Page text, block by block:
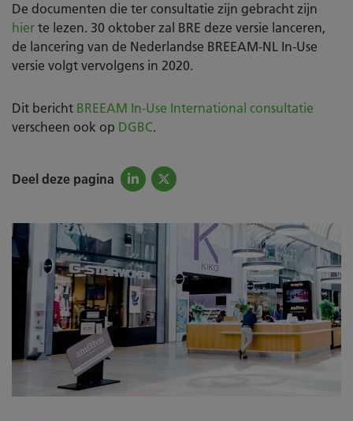
De documenten die ter consultatie zijn gebracht zijn
hier te lezen. 30 oktober zal BRE deze versie lanceren,
de lancering van de Nederlandse BREEAM-NL In-Use
versie volgt vervolgens in 2020.
Dit bericht BREEAM In-Use International consultatie
verscheen ook op DGBC.
Deel deze pagina